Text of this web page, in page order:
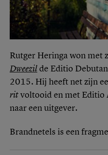
Rutger Heringa won met
Dweezil de Editio
2015. Hij heeft net zijn
rit voltooid en met Editio
naar een uitgever.
Brandnetels is een